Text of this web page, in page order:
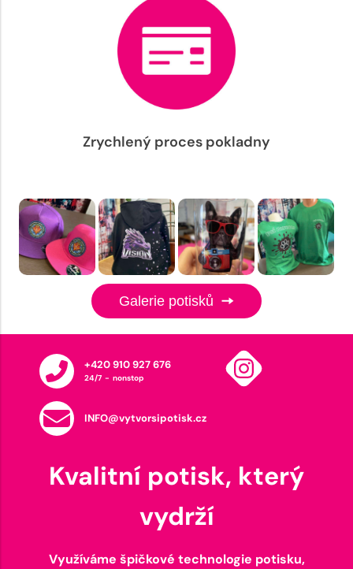
Zrychlený proces pokladny
Galerie potisků
+420 910 927 676
24/7 - nonstop
INFO@vytvorsipotisk.cz
Kvalitní potisk, který
vydrží
Využíváme špičkové technologie potisku,